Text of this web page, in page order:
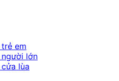
em
người lớn
lùa